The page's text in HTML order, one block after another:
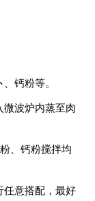
钙粉等。
波炉内蒸至肉
、钙粉搅拌均
任意搭配，最好